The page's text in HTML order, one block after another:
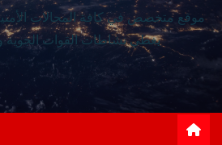
موقع متخصص في كافة المجالات
يغطي نشاطات القوات الجوية